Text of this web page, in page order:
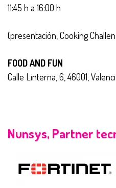
11:45 h a 16:00 h
(presentación, Cooking
FOOD AND FUN
Calle Linterna, 6, 46001,
Nunsys, Partner